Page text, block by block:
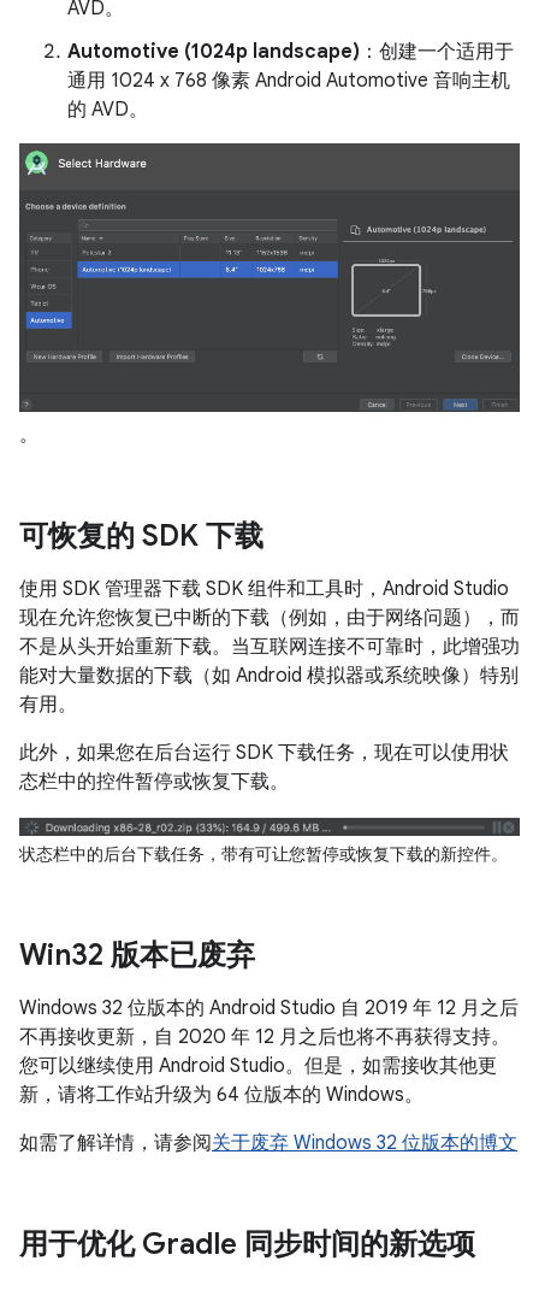
AVD。
Automotive (1024p landscape) ：创建一个适用于
通用 1024 x 768 像素 Android Automotive 音响主机
的 AVD。
。
可恢复的 SDK 下载
使用 SDK 管理器下载 SDK 组件和工具时，Android Studio
现在允许您恢复已中断的下载（例如，由于网络问题），而
不是从头开始重新下载。当互联网连接不可靠时，此增强功
能对大量数据的下载（如 Android 模拟器或系统映像）特别
有用。
此外，如果您在后台运行 SDK 下载任务，现在可以使用状
态栏中的控件暂停或恢复下载。
状态栏中的后台下载任务，带有可让您暂停或恢复下载的新控件。
Win32 版本已废弃
Windows 32 位版本的 Android Studio 自 2019 年 12 月之后
不再接收更新，自 2020 年 12 月之后也将不再获得支持。
您可以继续使用 Android Studio。但是，如需接收其他更
新，请将工作站升级为 64 位版本的 Windows。
如需了解详情，请参阅关于废弃 Windows 32 位版本的博文
用于优化 Gradle 同步时间的新选项